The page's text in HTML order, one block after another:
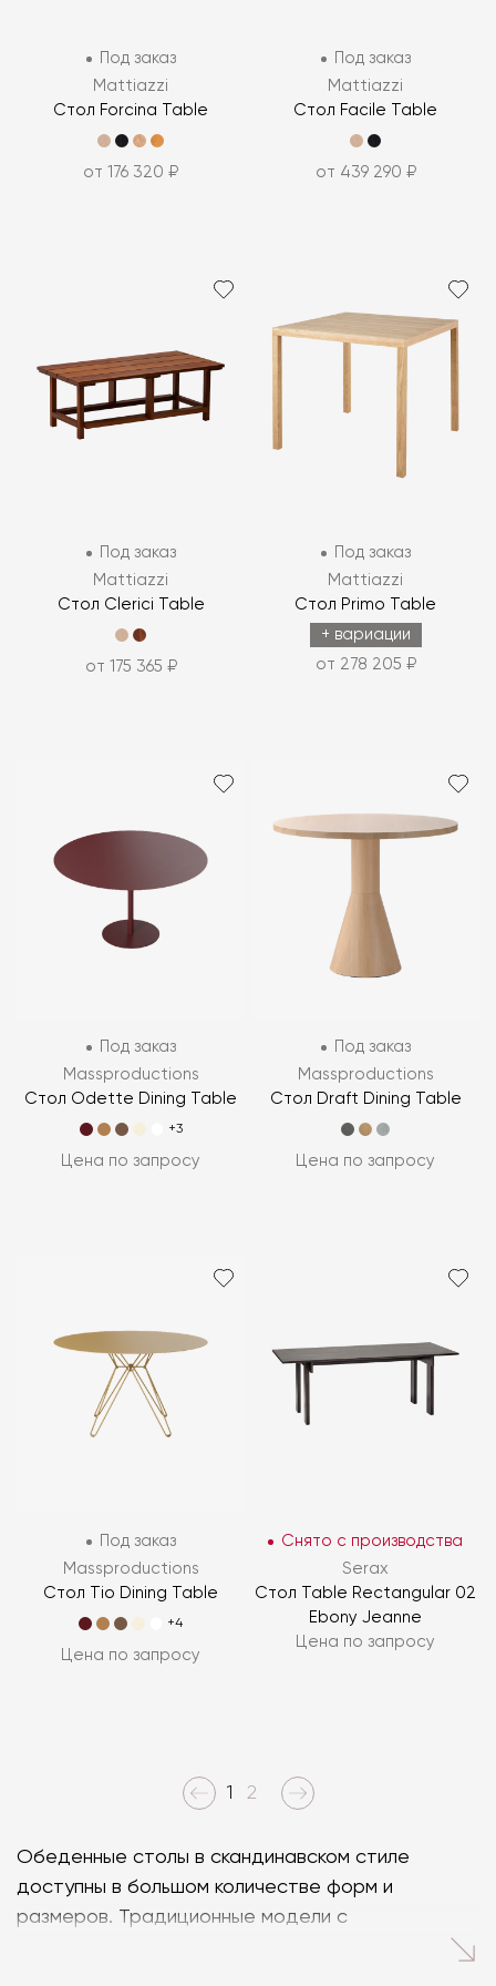
Под заказ
Mattiazzi
Стол Forcina Table
от 176 320 ₽
Под заказ
Mattiazzi
Стол Facile Table
от 439 290 ₽
Под заказ
Mattiazzi
Стол Clerici Table
от 175 365 ₽
Под заказ
Mattiazzi
Стол Primo Table
+ вариации
от 278 205 ₽
Под заказ
Massproductions
Стол Odette Dining Table
+3
Цена по запросу
Под заказ
Massproductions
Стол Draft Dining Table
Цена по запросу
Под заказ
Massproductions
Стол Tio Dining Table
+4
Цена по запросу
Снято с производства
Serax
Стол Table Rectangular 02
Ebony Jeanne
Цена по запросу
1 2
Обеденные столы в скандинавском стиле
доступны в большом количестве форм и
размеров. Традиционные модели с